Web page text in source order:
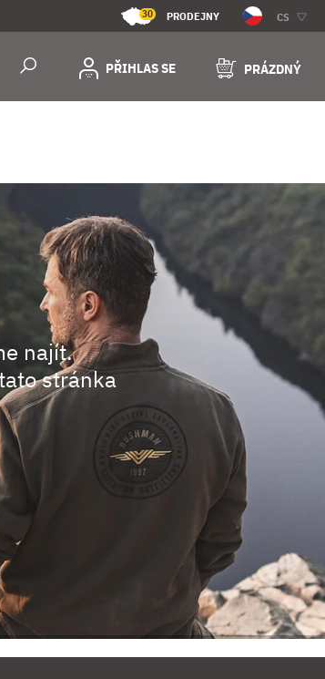
30 PRODEJNY CS
PŘIHLAS SE PRÁZDNÝ
najít.
stránka